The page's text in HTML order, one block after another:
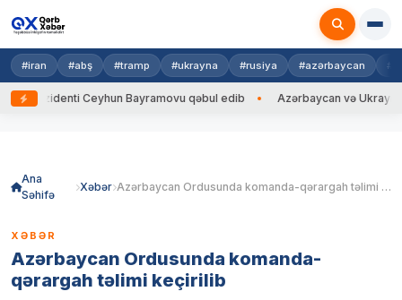
#iran #abş #tramp #ukrayna #rusiya #azərbaycan
Ceyhun Bayramovu qəbul edib Azərbaycan və Ukrayna
Ana
Səhifə
Xəbər Azərbaycan Ordusunda komanda-qərargah təlimi keçirilib
XƏBƏR
Azərbaycan Ordusunda komanda-
qərargah təlimi keçirilib